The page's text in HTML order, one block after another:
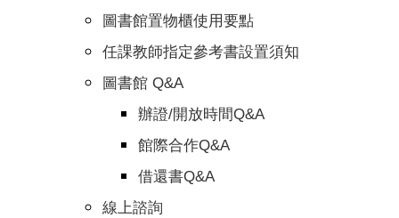
圖書館置物櫃使用要點
任課教師指定參考書設置須知
圖書館 Q&A
辦證/開放時間Q&A
館際合作Q&A
借還書Q&A
線上諮詢